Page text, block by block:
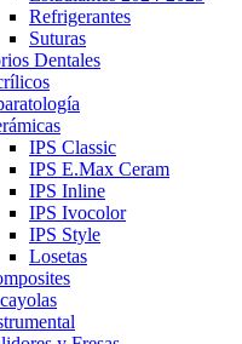
Refrigerantes
Suturas
Dentales
IPS Classic
IPS E.Max Ceram
IPS Inline
IPS Ivocolor
IPS Style
Losetas